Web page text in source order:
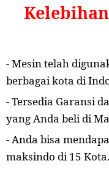
- Mesin telah
berbagai kota di
- Tersedia Garansi
yang Anda beli di
- Anda bisa
maksindo di 15 Kota.